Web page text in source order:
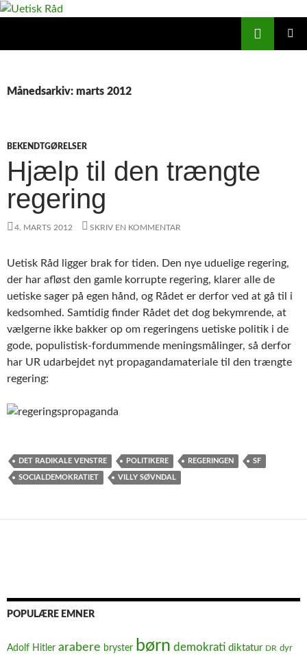
Hop
Månedsarkiv: marts 2012
BEKENDTGØRELSER
Hjælp til den trængte
regering
4. MARTS 2012 SKRIV EN KOMMENTAR
Uetisk Råd ligger brak for tiden. Den nye uduelige regering,
der har afløst den gamle korrupte regering, klarer alle de
uetiske sager på egen hånd, og Rådet er derfor ved at gå til i
kedsomhed. Samtidig finder Rådet det dog bekymrende, at
vælgerne ikke bakker op om regeringens uetiske politik i de
gode, populistisk-fordummende meningsmålinger, så derfor
har UR udarbejdet nyt propagandamateriale til den trængte
regering:
DET RADIKALE VENSTRE POLITIKERE REGERINGEN SF
SOCIALDEMOKRATIET VILLY SØVNDAL
POPULÆRE EMNER
Adolf Hitler arabere bryster børn demokrati diktatur DR dyr